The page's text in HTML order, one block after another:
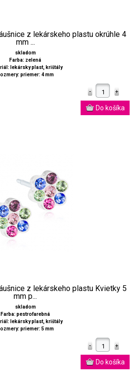
z lekárskeho plastu okrúhle 4
mm ...
skladom
Farba: zelená
lekársky plast, krištály
priemer: 4 mm
z lekárskeho plastu Kvietky 5
mm p...
skladom
Farba: pestrofarebná
lekársky plast, krištály
priemer: 5 mm